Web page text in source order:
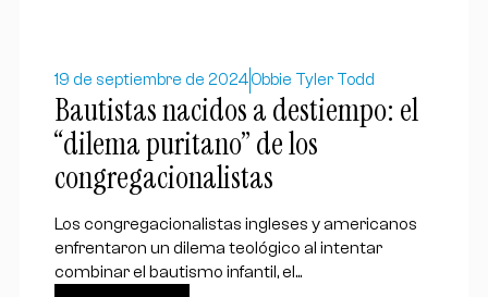
19 de septiembre de 2024Obbie Tyler Todd
Bautistas nacidos a destiempo: el
“dilema puritano” de los
congregacionalistas
Los congregacionalistas ingleses y americanos
enfrentaron un dilema teológico al intentar
combinar el bautismo infantil, el...